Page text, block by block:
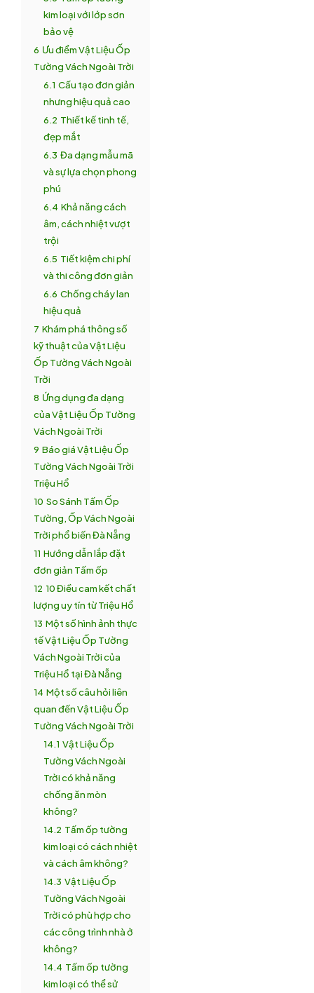
kim loại với lớp sơn
bảo vệ
6 Ưu điểm Vật Liệu Ốp
Tường Vách Ngoài Trời
6.1 Cấu tạo đơn giản
nhưng hiệu quả cao
6.2 Thiết kế tinh tế,
đẹp mắt
6.3 Đa dạng mẫu mã
và sự lựa chọn phong
phú
6.4 Khả năng cách
âm, cách nhiệt vượt
trội
6.5 Tiết kiệm chi phí
và thi công đơn giản
6.6 Chống cháy lan
hiệu quả
7 Khám phá thông số
kỹ thuật của Vật Liệu
Ốp Tường Vách Ngoài
Trời
8 Ứng dụng đa dạng
của Vật Liệu Ốp Tường
Vách Ngoài Trời
9 Báo giá Vật Liệu Ốp
Tường Vách Ngoài Trời
Triệu Hổ
10 So Sánh Tấm Ốp
Tường, Ốp Vách Ngoài
Trời phổ biến Đà Nẵng
11 Hướng dẫn lắp đặt
đơn giản Tấm ốp
12 10 Điều cam kết chất
lượng uy tín từ Triệu Hổ
13 Một số hình ảnh thực
tế Vật Liệu Ốp Tường
Vách Ngoài Trời của
Triệu Hổ tại Đà Nẵng
14 Một số câu hỏi liên
quan đến Vật Liệu Ốp
Tường Vách Ngoài Trời
14.1 Vật Liệu Ốp
Tường Vách Ngoài
Trời có khả năng
chống ăn mòn
không?
14.2 Tấm ốp tường
kim loại có cách nhiệt
và cách âm không?
14.3 Vật Liệu Ốp
Tường Vách Ngoài
Trời có phù hợp cho
các công trình nhà ở
không?
14.4 Tấm ốp tường
kim loại có thể sử